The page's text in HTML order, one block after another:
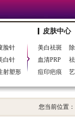
北京吸脂减肥，无痛脱毛
脸针
白针
射塑形
皮肤中心
美白祛斑
血清PRP
痘印疤痕
您当前位置：